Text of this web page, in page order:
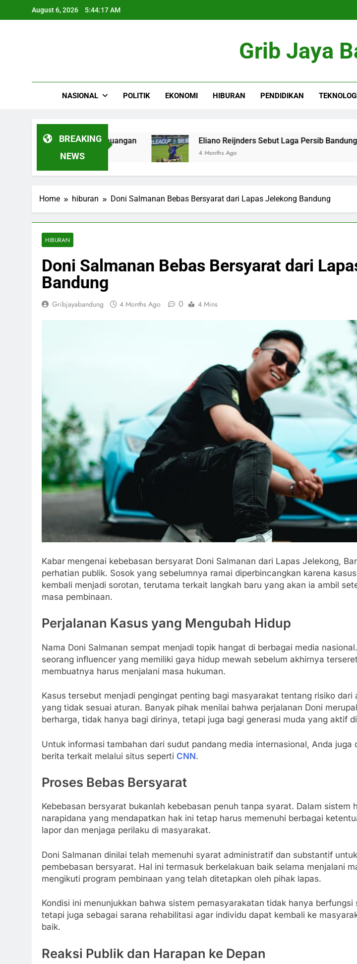
August 6, 2026 5:44:18 AM
Grib Jaya
NASIONAL POLITIK EKONOMI HIBURAN PENDIDIKAN
BREAKING
NEWS
Peran di Pasar Keuangan Eliano Reijnders Sebut Laga Persib Bandung vs Bali
4 Months Ago
Home hiburan Doni Salmanan Bebas Bersyarat dari Lapas Jelekong Bandung
HIBURAN
Doni Salmanan Bebas Bersyarat dari
Bandung
Gribjayabandung 4 Months Ago 0 4 Mins
Kabar mengenai kebebasan bersyarat Doni Salmanan dari Lapas Jelekong,
perhatian publik. Sosok yang sebelumnya ramai diperbincangkan karena
kembali menjadi sorotan, terutama terkait langkah baru yang akan ia ambil
masa pembinaan.
Perjalanan Kasus yang Mengubah Hidup
Nama Doni Salmanan sempat menjadi topik hangat di berbagai media
seorang influencer yang memiliki gaya hidup mewah sebelum akhirnya
membuatnya harus menjalani masa hukuman.
Kasus tersebut menjadi pengingat penting bagi masyarakat tentang risiko dari
yang tidak sesuai aturan. Banyak pihak menilai bahwa perjalanan Doni
berharga, tidak hanya bagi dirinya, tetapi juga bagi generasi muda yang aktif
Untuk informasi tambahan dari sudut pandang media internasional, Anda juga
berita terkait melalui situs seperti CNN.
Proses Bebas Bersyarat
Kebebasan bersyarat bukanlah kebebasan penuh tanpa syarat. Dalam sistem
narapidana yang mendapatkan hak ini tetap harus memenuhi berbagai
lapor dan menjaga perilaku di masyarakat.
Doni Salmanan dinilai telah memenuhi syarat administratif dan substantif
pembebasan bersyarat. Hal ini termasuk berkelakuan baik selama menjalani
mengikuti program pembinaan yang telah ditetapkan oleh pihak lapas.
Kondisi ini menunjukkan bahwa sistem pemasyarakatan tidak hanya berfungsi
tetapi juga sebagai sarana rehabilitasi agar individu dapat kembali ke
baik.
Reaksi Publik dan Harapan ke Depan